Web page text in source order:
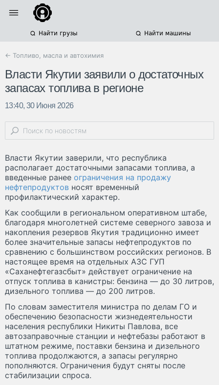
Найти грузы Найти машины
← Топливо, масла и автохимия
Власти Якутии заявили о достаточных
запасах топлива в регионе
13:40, 30 Июня 2026
Власти Якутии заверили, что республика
располагает достаточными запасами топлива, а
введенные ранее ограничения на продажу
нефтепродуктов носят временный
профилактический характер.
Как сообщили в региональном оперативном штабе,
благодаря многолетней системе северного завоза и
накопления резервов Якутия традиционно имеет
более значительные запасы нефтепродуктов по
сравнению с большинством российских регионов. В
настоящее время на отдельных АЗС ГУП
«Саханефтегазсбыт» действует ограничение на
отпуск топлива в канистры: бензина — до 30 литров,
дизельного топлива — до 200 литров.
По словам заместителя министра по делам ГО и
обеспечению безопасности жизнедеятельности
населения республики Никиты Павлова, все
автозаправочные станции и нефтебазы работают в
штатном режиме, поставки бензина и дизельного
топлива продолжаются, а запасы регулярно
пополняются. Ограничения будут сняты после
стабилизации спроса.